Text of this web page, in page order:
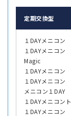
定期交換型
１DAYメニコン
１DAYメニコン
Magic
１DAYメニコン
１DAYメニコン
メニコン１DAY
１DAYメニコン
１DAYメニコン